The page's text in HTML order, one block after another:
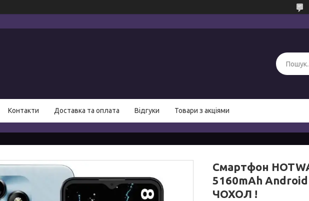
Контакти Доставка та оплата Відгуки Товари з акціями
Смартфон
5160mAh
ЧОХОЛ !